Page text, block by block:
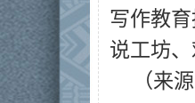
写作教
说工坊
（来